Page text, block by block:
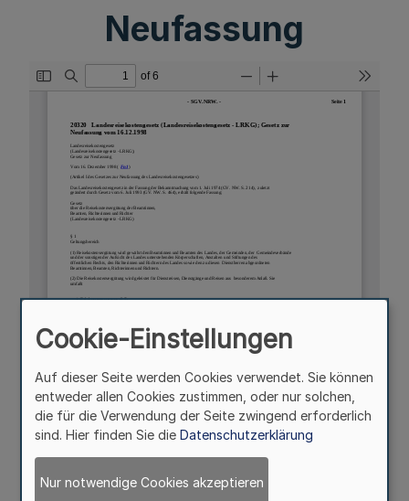
Neufassung
Cookie-Einstellungen
Auf dieser Seite werden Cookies verwendet. Sie können
entweder allen Cookies zustimmen, oder nur solchen,
die für die Verwendung der Seite zwingend erforderlich
sind. Hier finden Sie die Datenschutzerklärung
Nur notwendige Cookies akzeptieren